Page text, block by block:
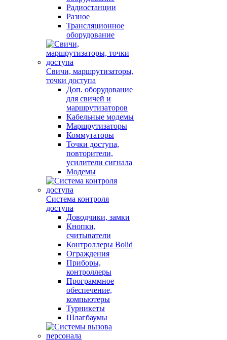
Радиостанции
Разное
Трансляционное
оборудование
Свичи, маршрутизаторы,
точки доступа
Доп. оборудование
для свичей и
маршрутизаторов
Кабельные модемы
Маршрутизаторы
Коммутаторы
Точки доступа,
повторители,
усилители сигнала
Модемы
Система контроля
доступа
Доводчики, замки
Кнопки,
считыватели
Контроллеры Bolid
Ограждения
Приборы,
контроллеры
Программное
обеспечение,
компьютеры
Турникеты
Шлагбаумы